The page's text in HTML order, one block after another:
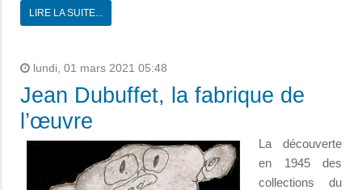
LIRE LA SUITE...
lundi, 01 mars 2021 05:48
Jean Dubuffet, la fabrique de
l’œuvre
La découverte
en 1945 des
collections du